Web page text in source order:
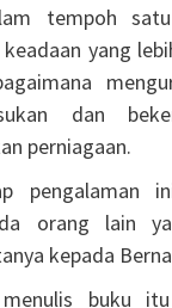
tempoh
yang
dan
perniagaan.
pengalaman
orang lain
kepada
buku